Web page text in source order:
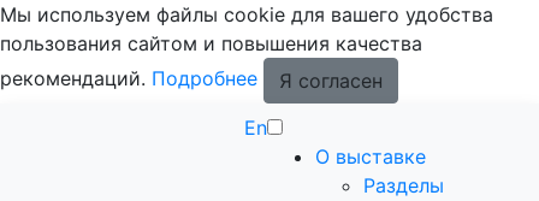
Мы используем файлы cookie для вашего удобства
пользования сайтом и повышения качества
рекомендаций. Подробнее
Я согласен
En
О выставке
Разделы